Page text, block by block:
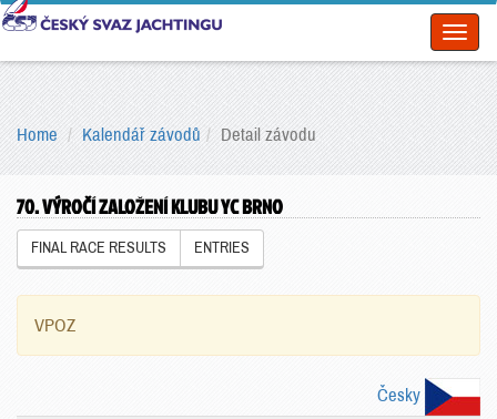
Home Kalendář závodů Detail závodu
70. VÝROČÍ ZALOŽENÍ KLUBU YC BRNO
FINAL RACE RESULTS ENTRIES
VPOZ
Česky